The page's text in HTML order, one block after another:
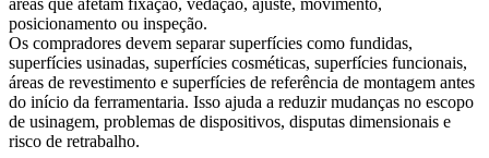
áreas que afetam fixação, vedação, ajuste, movimento,
posicionamento ou inspeção.
Os compradores devem separar superfícies como fundidas,
superfícies usinadas, superfícies cosméticas, superfícies funcionais,
áreas de revestimento e superfícies de referência de montagem antes
do início da ferramentaria. Isso ajuda a reduzir mudanças no escopo
de usinagem, problemas de dispositivos, disputas dimensionais e
risco de retrabalho.